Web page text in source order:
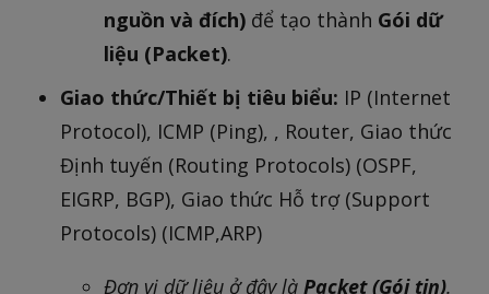
nguồn và đích) để tạo thành Gói dữ
liệu (Packet).
Giao thức/Thiết bị tiêu biểu: IP (Internet
Protocol), ICMP (Ping), , Router, Giao thức
Định tuyến (Routing Protocols) (OSPF,
EIGRP, BGP), Giao thức Hỗ trợ (Support
Protocols) (ICMP,ARP)
Đơn vị dữ liệu ở đây là Packet (Gói tin).